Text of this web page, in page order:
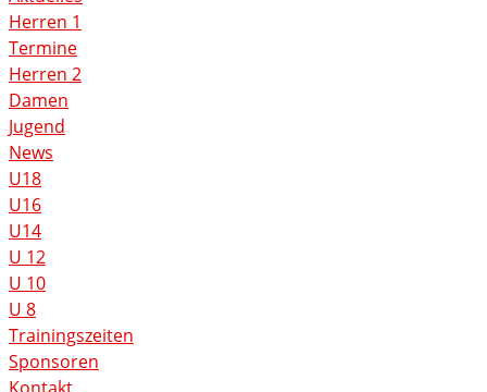
Herren 1
Termine
Herren 2
Damen
Jugend
News
U18
U16
U14
U 12
U 10
U 8
Trainingszeiten
Sponsoren